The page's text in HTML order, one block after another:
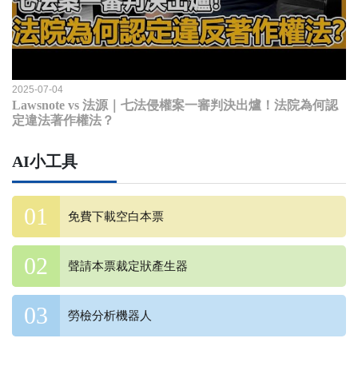
2025-07-04
Lawsnote vs 法源｜七法侵權案一審判決出爐！法院為何認
定違法著作權法？
AI小工具
免費下載空白本票
聲請本票裁定狀產生器
勞檢分析機器人